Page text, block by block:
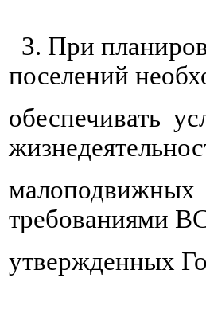
3. При
поселений
обеспечивать
малоподвижных
требованиями
утвержденных